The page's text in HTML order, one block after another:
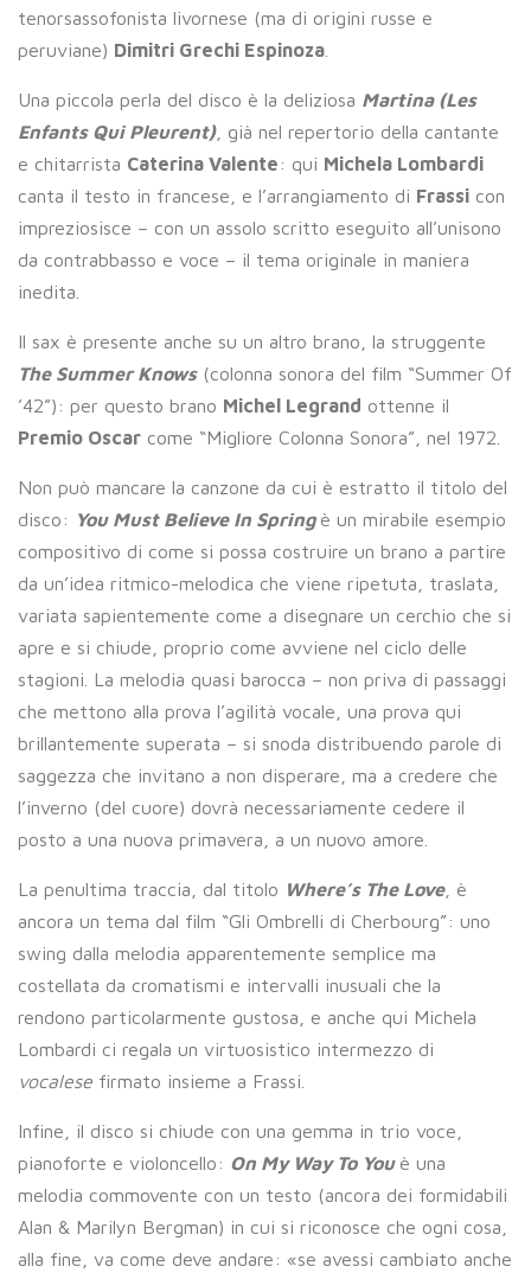
tenorsassofonista livornese (ma di origini russe e
peruviane) Dimitri Grechi Espinoza
Una piccola perla del disco è la deliziosa Martina (Les
Enfants Qui Pleurent), già nel repertorio della cantante
e chitarrista Caterina Valente : qui Michela Lombardi
canta il testo in francese, e l’arrangiamento di Frassi con
impreziosisce – con un assolo scritto eseguito all’unisono
da contrabbasso e voce – il tema originale in maniera
inedita.
Il sax è presente anche su un altro brano, la struggente
The Summer Knows(colonna sonora del film “Summer Of
’42”): per questo brano Michel Legrand ottenne il
Premio Oscar come “Migliore Colonna Sonora”, nel 1972.
Non può mancare la canzone da cui è estratto il titolo del
disco: You Must Believe In Spring è un mirabile esempio
compositivo di come si possa costruire un brano a partire
da un’idea ritmico-melodica che viene ripetuta, traslata,
variata sapientemente come a disegnare un cerchio che si
apre e si chiude, proprio come avviene nel ciclo delle
stagioni. La melodia quasi barocca – non priva di passaggi
che mettono alla prova l’agilità vocale, una prova qui
brillantemente superata – si snoda distribuendo parole di
saggezza che invitano a non disperare, ma a credere che
l’inverno (del cuore) dovrà necessariamente cedere il
posto a una nuova primavera, a un nuovo amore.
La penultima traccia, dal titolo Where’s The Love, è
ancora un tema dal film “Gli Ombrelli di Cherbourg”: uno
swing dalla melodia apparentemente semplice ma
costellata da cromatismi e intervalli inusuali che la
rendono particolarmente gustosa, e anche qui Michela
Lombardi ci regala un virtuosistico intermezzo di
vocalese firmato insieme a Frassi.
Infine, il disco si chiude con una gemma in trio voce,
pianoforte e violoncello: On My Way To You è una
melodia commovente con un testo (ancora dei formidabili
Alan & Marilyn Bergman) in cui si riconosce che ogni cosa,
alla fine, va come deve andare: «se avessi cambiato anche